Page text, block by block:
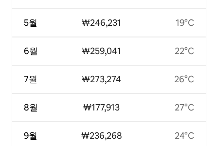
5월
6월
7월
8월
9월
₩246,231
₩259,041
₩273,274
₩177,913
₩236,268
19°C
22°C
26°C
27°C
24°C